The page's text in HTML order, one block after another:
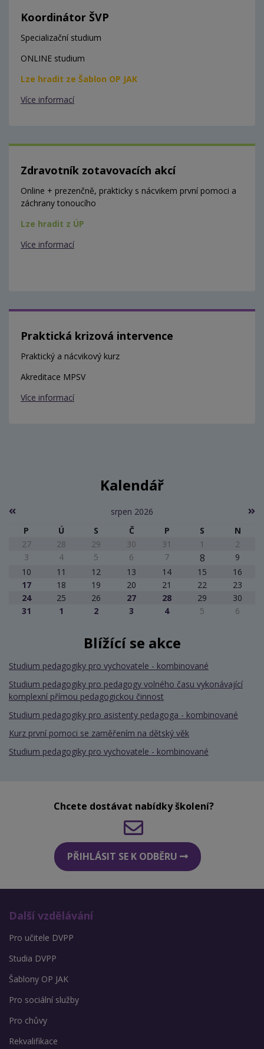
Koordinátor ŠVP
Specializační studium
ONLINE studium
Lze hradit ze Šablon OP JAK
Více informací
Zdravotník zotavovacích akcí
Online + prezenčně, prakticky s nácvikem první pomoci a
záchrany tonoucího
Lze hradit z ÚP
Více informací
Praktická krizová intervence
Praktický a nácvikový kurz
Akreditace MPSV
Více informací
Kalendář
srpen 2026
P
Ú S Č P S
N
27
28 29 30 31 1
2
3
4 5 6 7 8
9
10
11 12 13 14 15
16
17
18 19 20 21 22
23
24
25 26 27 28 29
30
31
1 2 3 4 5 6
Blížící se akce
Studium pedagogiky pro vychovatele - kombinované
Studium pedagogiky pro pedagogy volného času vykonávající
komplexní přímou pedagogickou činnost
Studium pedagogiky pro asistenty pedagoga - kombinované
Kurz první pomoci se zaměřením na dětský věk
Studium pedagogiky pro vychovatele - kombinované
Chcete dostávat nabídky školení?
PŘIHLÁSIT SE K ODBĚRU
Další vzdělávání
Pro učitele DVPP
Studia DVPP
Šablony OP JAK
Pro sociální služby
Pro chůvy
Rekvalifikace